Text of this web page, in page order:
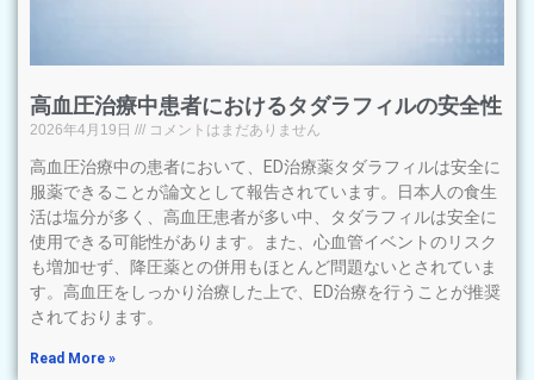
高血圧治療中患者におけるタダラフィルの安全性
2026年4月19日 コメントはまだありません
高血圧治療中の患者において、ED治療薬タダラフィルは安全に
服薬できることが論文として報告されています。日本人の食生
活は塩分が多く、高血圧患者が多い中、タダラフィルは安全に
使用できる可能性があります。また、心血管イベントのリスク
も増加せず、降圧薬との併用もほとんど問題ないとされていま
す。高血圧をしっかり治療した上で、ED治療を行うことが推奨
されております。
Read More »